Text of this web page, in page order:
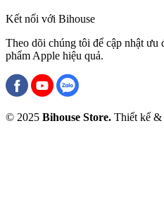
Kết nối với Bihouse
Theo dõi chúng tôi để cập nhật ưu
phẩm Apple hiệu quả.
© 2025 Bihouse Store. Thiết kế &